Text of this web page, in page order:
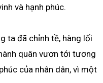
và hạnh phúc.
ta đã chỉnh tề, hàng lối
quân vươn tới tương
của nhân dân, vì một